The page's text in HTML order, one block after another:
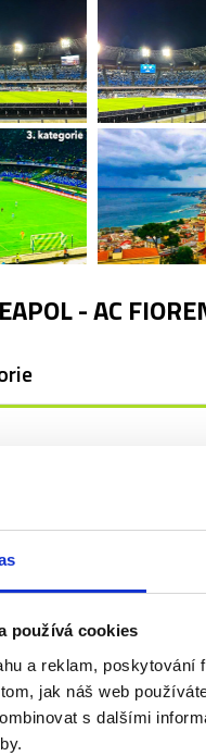
používá cookies
a reklam,
jak náš web
s dalšími
- AC
- sektor D05/07
sektor D05
sektor D30/31
Lounge